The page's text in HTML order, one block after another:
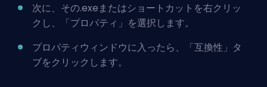
次に、その.exeまたはショートカットを右クリッ
クし、「プロパティ」を選択します。
プロパティウィンドウに入ったら、「互換性」タ
ブをクリックします。